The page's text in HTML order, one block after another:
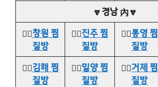
🔽경남 內🔽
👉🏻창원 찜
질방
👉🏻진주 찜
질방
👉🏻통영 찜
질방
👉🏻김해 찜
질방
👉🏻밀양 찜
질방
👉🏻거제 찜
질방